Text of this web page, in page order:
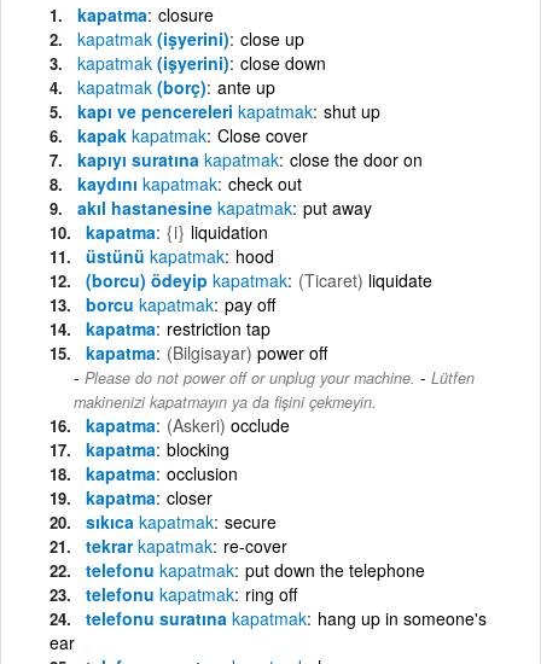
kapatma closure
kapatmak (işyerini) close up
kapatmak (işyerini) close down
kapatmak (borç) ante up
kapı ve pencereleri kapatmak shut up
kapak kapatmak Close cover
kapıyı suratına kapatmak close the door on
kaydını kapatmak check out
akıl hastanesine kapatmak put away
kapatma {i} liquidation
üstünü kapatmak hood
(borcu) ödeyip kapatmak (Ticaret) liquidate
borcu kapatmak pay off
kapatma restriction tap
kapatma (Bilgisayar) power off
Please do not power off or unplug your machine. - Lütfen
makinenizi kapatmayın ya da fişini çekmeyin.
kapatma (Askeri) occlude
kapatma blocking
kapatma occlusion
kapatma closer
sıkıca kapatmak secure
tekrarkapatmak re-cover
telefonu kapatmak put down the telephone
telefonu kapatmak ring off
telefonu suratına kapatmak hang up in someone's
ear